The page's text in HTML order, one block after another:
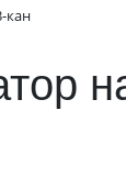
кан